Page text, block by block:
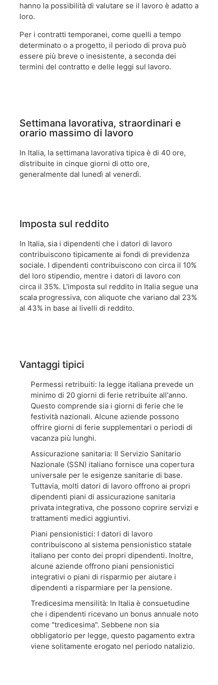
hanno la possibilità di valutare se il lavoro è adatto a
loro.
Per i contratti temporanei, come quelli a tempo
determinato o a progetto, il periodo di prova può
essere più breve o inesistente, a seconda dei
termini del contratto e delle leggi sul lavoro.
Settimana lavorativa, straordinari e
orario massimo di lavoro
In Italia, la settimana lavorativa tipica è di 40 ore,
distribuite in cinque giorni di otto ore,
generalmente dal lunedì al venerdì.
Imposta sul reddito
In Italia, sia i dipendenti che i datori di lavoro
contribuiscono tipicamente ai fondi di previdenza
sociale. I dipendenti contribuiscono con circa il 10%
del loro stipendio, mentre i datori di lavoro con
circa il 35%. L'imposta sul reddito in Italia segue una
scala progressiva, con aliquote che variano dal 23%
al 43% in base ai livelli di reddito.
Vantaggi tipici
Permessi retribuiti: la legge italiana prevede un
minimo di 20 giorni di ferie retribuite all'anno.
Questo comprende sia i giorni di ferie che le
festività nazionali. Alcune aziende possono
offrire giorni di ferie supplementari o periodi di
vacanza più lunghi.
Assicurazione sanitaria: Il Servizio Sanitario
Nazionale (SSN) italiano fornisce una copertura
universale per le esigenze sanitarie di base.
Tuttavia, molti datori di lavoro offrono ai propri
dipendenti piani di assicurazione sanitaria
privata integrativa, che possono coprire servizi e
trattamenti medici aggiuntivi.
Piani pensionistici: I datori di lavoro
contribuiscono al sistema pensionistico statale
italiano per conto dei propri dipendenti. Inoltre,
alcune aziende offrono piani pensionistici
integrativi o piani di risparmio per aiutare i
dipendenti a risparmiare per la pensione.
Tredicesima mensilità: In Italia è consuetudine
che i dipendenti ricevano un bonus annuale noto
come "tredicesima". Sebbene non sia
obbligatorio per legge, questo pagamento extra
viene solitamente erogato nel periodo natalizio.